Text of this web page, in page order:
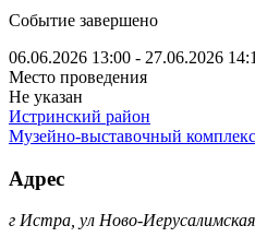
Событие завершено
06.06.2026 13:00 - 27.06.2026
Место проведения
Не указан
Истринский район
Музейно-выставочный
Адрес
г Истра, ул Ново-